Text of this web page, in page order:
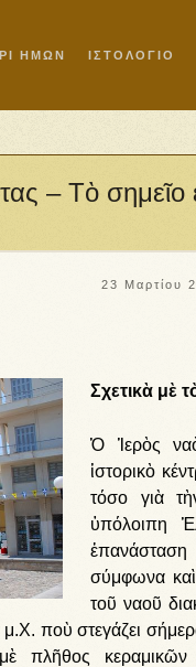
ΗΜΩΝ ΙΣΤΟΛΟΓΙΟ
– Τὸ σημεῖο
23 Μαρτίου
Σχετικὰ μὲ
Ὁ Ἱερὸς
ἱστορικὸ
τόσο γιὰ
ὑπόλοιπη
σύμφωνα
τοῦ ναοῦ
ποὺ στεγάζει
πλῆθος